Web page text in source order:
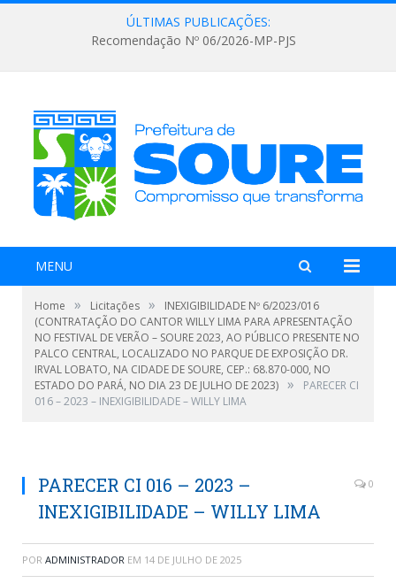
ÚLTIMAS PUBLICAÇÕES:
Recomendação Nº 06/2026-MP-PJS
MENU
Home » Licitações »
INEXIGIBILIDADE Nº 6/2023/016
(CONTRATAÇÃO DO CANTOR WILLY LIMA PARA APRESENTAÇÃO
NO FESTIVAL DE VERÃO – SOURE 2023, AO PÚBLICO PRESENTE NO
PALCO CENTRAL, LOCALIZADO NO PARQUE DE EXPOSIÇÃO DR.
IRVAL LOBATO, NA CIDADE DE SOURE, CEP.: 68.870-000, NO
ESTADO DO PARÁ, NO DIA 23 DE JULHO DE 2023) »
PARECER CI
016 – 2023 – INEXIGIBILIDADE – WILLY LIMA
PARECER CI 016 – 2023 –
INEXIGIBILIDADE – WILLY LIMA
0
POR ADMINISTRADOR EM 14 DE JULHO DE 2025